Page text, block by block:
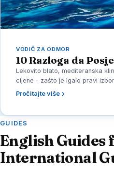
VODIČ ZA ODMOR
10 Razloga da
Lekovito blato, mediteranska
cijene - zašto je Igalo pravi
Pročitajte više
GUIDES
English Guides
International